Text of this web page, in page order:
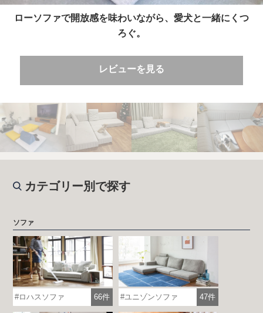
ローソファで開放感を味わいながら、愛犬と一緒にくつ
ろぐ。
レビューを見る
カテゴリー別で探す
ソファ
ロハスソファ 66件 ユニゾンソファ 47件